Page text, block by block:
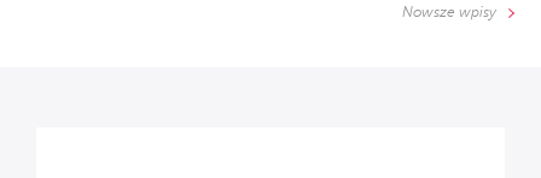
Nowsze wpisy